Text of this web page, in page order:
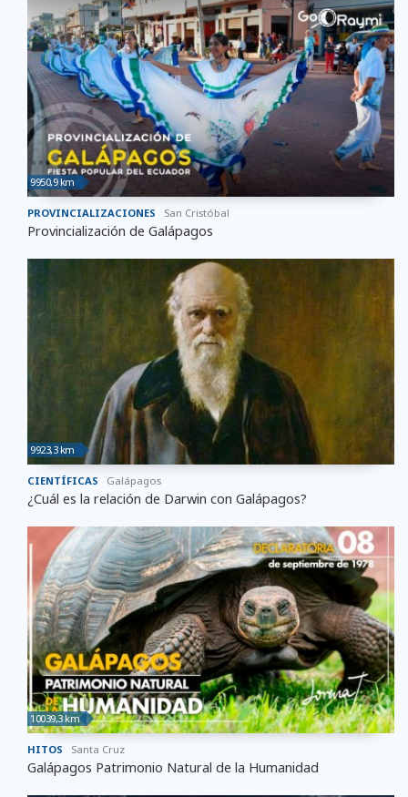
9950,9 km
PROVINCIALIZACIONES San Cristóbal
Provincialización de Galápagos
9923,3 km
CIENTÍFICAS Galápagos
¿Cuál es la relación de Darwin con Galápagos?
10039,3 km
HITOS Santa Cruz
Galápagos Patrimonio Natural de la Humanidad